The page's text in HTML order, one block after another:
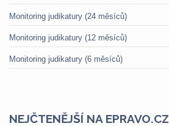
Monitoring judikatury (24 měsíců)
Monitoring judikatury (12 měsíců)
Monitoring judikatury (6 měsíců)
NEJČTENĚJŠÍ NA EPRAVO.CZ